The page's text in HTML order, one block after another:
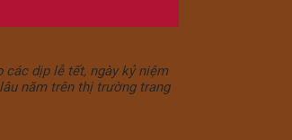
các dịp lễ tết, ngày kỷ niệm
năm trên thị trường trang